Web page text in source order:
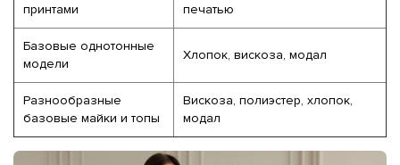
принтами
печатью
Базовые однотонные
модели
Хлопок, вискоза, модал
Разнообразные
базовые майки и топы
Вискоза, полиэстер, хлопок,
модал